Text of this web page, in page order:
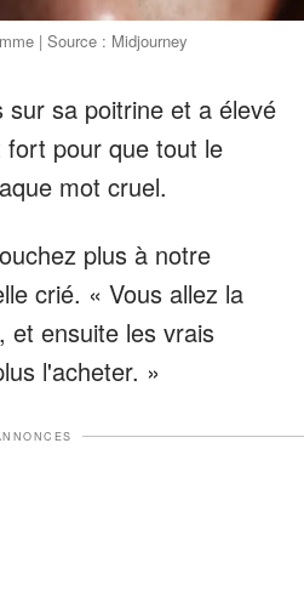
| Source : Midjourney
sur sa poitrine et a élevé
pour que tout le
mot cruel.
plus à notre
crié. « Vous allez la
et ensuite les vrais
l'acheter. »